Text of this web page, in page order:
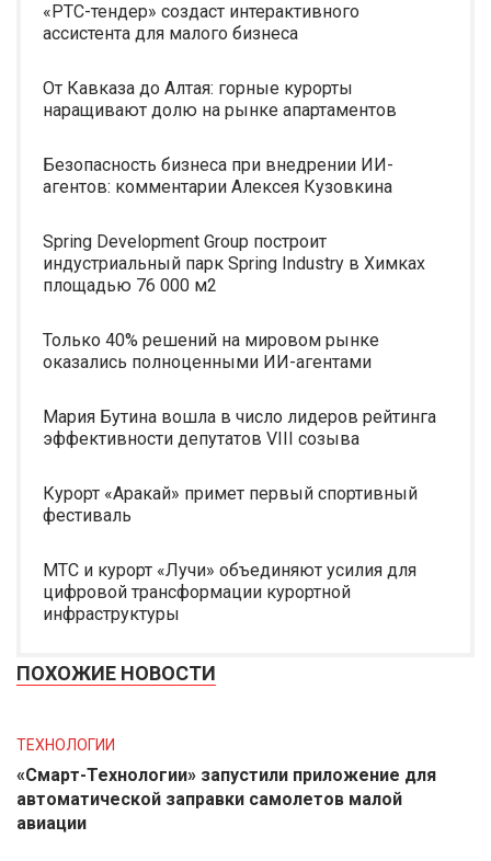
«РТС-тендер» создаст интерактивного
ассистента для малого бизнеса
От Кавказа до Алтая: горные курорты
наращивают долю на рынке апартаментов
Безопасность бизнеса при внедрении ИИ-
агентов: комментарии Алексея Кузовкина
Spring Development Group построит
индустриальный парк Spring Industry в Химках
площадью 76 000 м2
Только 40% решений на мировом рынке
оказались полноценными ИИ-агентами
Мария Бутина вошла в число лидеров рейтинга
эффективности депутатов VIII созыва
Курорт «Аракай» примет первый спортивный
фестиваль
МТС и курорт «Лучи» объединяют усилия для
цифровой трансформации курортной
инфраструктуры
ПОХОЖИЕ НОВОСТИ
ТЕХНОЛОГИИ
«Смарт-Технологии» запустили приложение для
автоматической заправки самолетов малой
авиации